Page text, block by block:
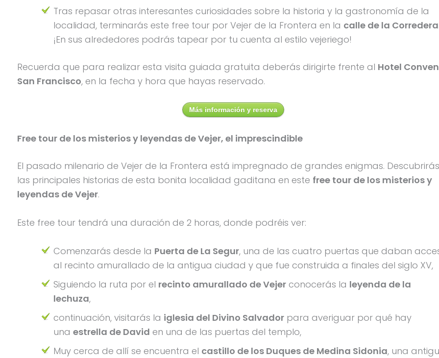
Tras repasar otras interesantes curiosidades sobre la historia y la gastronomía de la
localidad, terminarás este free tour por Vejer de la Frontera en la calle de la Corredera
¡En sus alrededores podrás tapear por tu cuenta al estilo vejeriego!
Recuerda que para realizar esta visita guiada gratuita deberás dirigirte frente al Hotel
San Francisco, en la fecha y hora que hayas reservado.
Más información y reserva
Free tour de los misterios y leyendas de Vejer, el imprescindible
El pasado milenario de Vejer de la Frontera está impregnado de grandes enigmas. Descubrirás
las principales historias de esta bonita localidad gaditana en este free tour de los misterios y
leyendas de Vejer.
Este free tour tendrá una duración de 2 horas, donde podréis ver:
Comenzarás desde la Puerta de La Segur, una de las cuatro puertas que daban
al recinto amurallado de la antigua ciudad y que fue construida a finales del siglo XV,
Siguiendo la ruta por el recinto amurallado de Vejer conocerás la leyenda de la
lechuza,
continuación, visitarás la iglesia del Divino Salvador para averiguar por qué hay
una estrella de David en una de las puertas del templo,
Muy cerca de allí se encuentra el castillo de los Duques de Medina Sidonia, una